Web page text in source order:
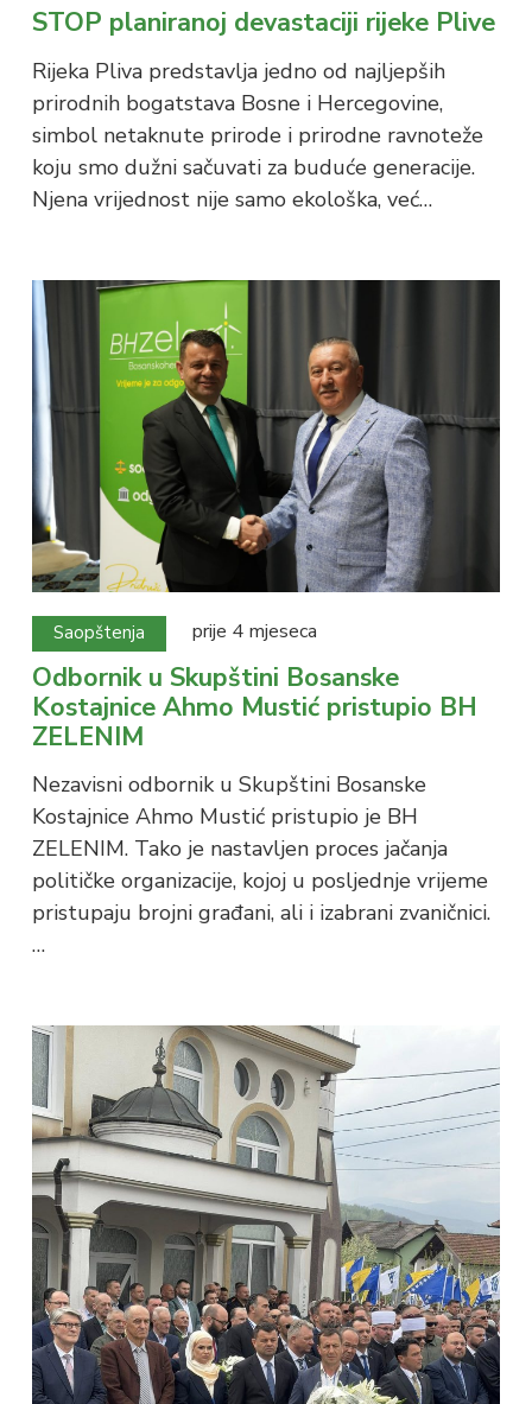
STOP planiranoj devastaciji rijeke Plive
Rijeka Pliva predstavlja jedno od najljepših
prirodnih bogatstava Bosne i Hercegovine,
simbol netaknute prirode i prirodne ravnoteže
koju smo dužni sačuvati za buduće generacije.
Njena vrijednost nije samo ekološka, već…
Saopštenja prije 4 mjeseca
Odbornik u Skupštini Bosanske
Kostajnice Ahmo Mustić pristupio BH
ZELENIM
Nezavisni odbornik u Skupštini Bosanske
Kostajnice Ahmo Mustić pristupio je BH
ZELENIM. Tako je nastavljen proces jačanja
političke organizacije, kojoj u posljednje vrijeme
pristupaju brojni građani, ali i izabrani zvaničnici.
…